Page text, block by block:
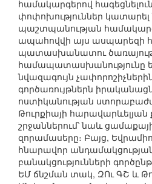
համակարգերով
փոփոխություններ
պաշտպանության
ապահովվի այս ասպարեզի
պատասխանատու
համապատասխանությունը
նվազագույն
գործառույթներն
ոստիկանության
Թուրքիայի
շրջաններում՝ նաև
զորամասերը։ Բայց,
հնարավոր
բանակցությունների
ԵՄ ճնշման տակ, ԶՈւ ԳՇ և